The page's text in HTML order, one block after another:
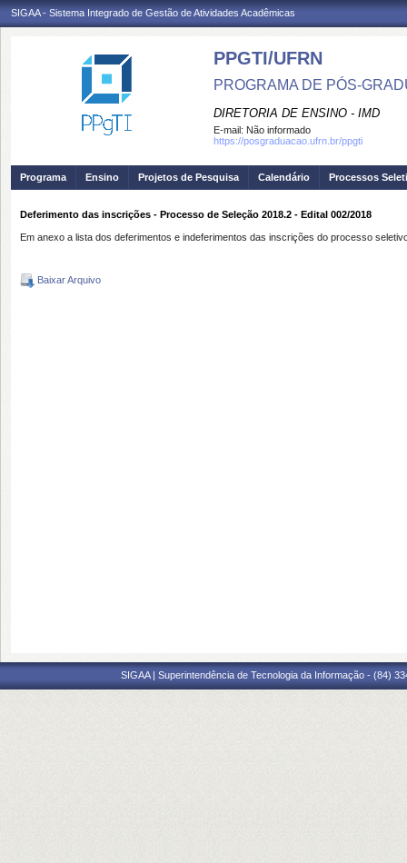
SIGAA - Sistema Integrado de Gestão de Atividades Acadêmicas
PPGTI/UFRN
PROGRAMA DE PÓS-
DIRETORIA DE ENSINO - IMD
E-mail: Não informado
https://posgraduacao.ufrn.br/ppgti
Programa Ensino Projetos de Pesquisa Calendário Processos
Deferimento das inscrições - Processo de Seleção 2018.2 - Edital 002/2018
Em anexo a lista dos deferimentos e indeferimentos das inscrições do processo
Baixar Arquivo
SIGAA | Superintendência de Tecnologia da Informação - (84)